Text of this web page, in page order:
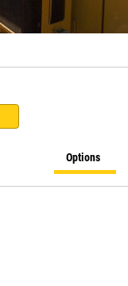
Options